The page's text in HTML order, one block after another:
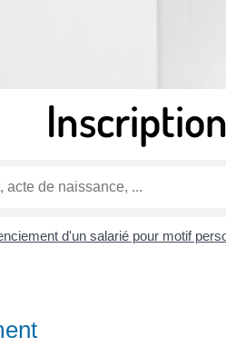
d'un salarié pour motif